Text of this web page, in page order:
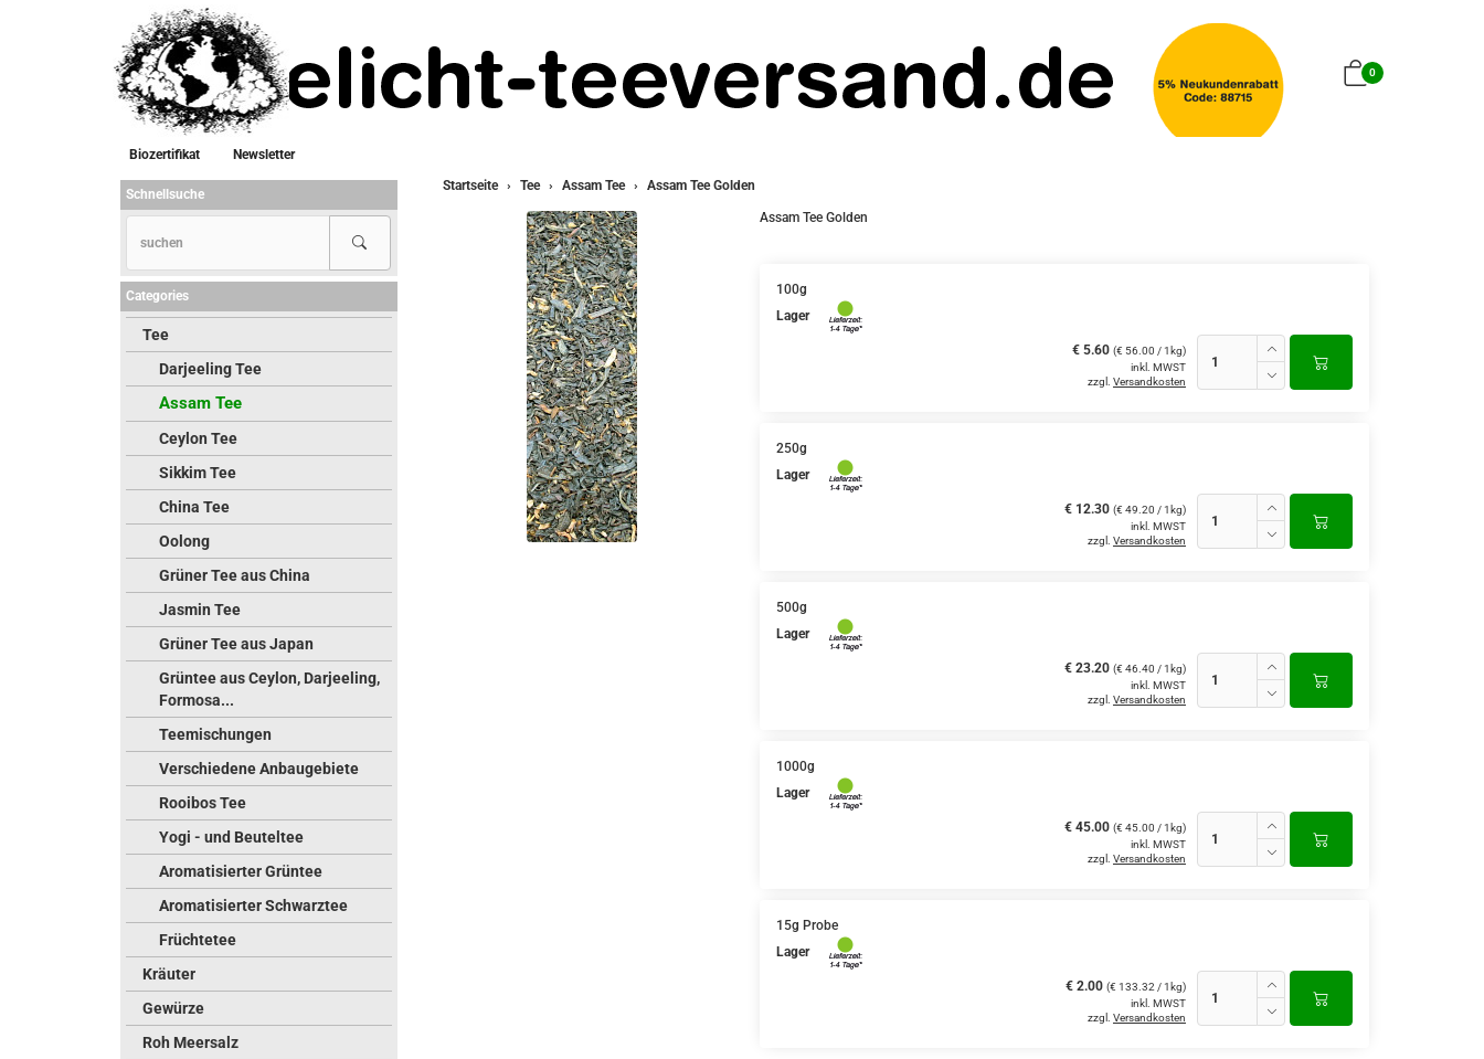
0
Biozertifikat
Newsletter
Startseite
Tee Assam Tee Assam Tee Golden
Assam Tee Golden
100g
Lager
€ 5.60 (€ 56.00 / 1kg)
inkl. MWST
zzgl. Versandkosten
250g
Lager
€ 12.30 (€ 49.20 / 1kg)
inkl. MWST
zzgl. Versandkosten
500g
Lager
€ 23.20 (€ 46.40 / 1kg)
inkl. MWST
zzgl. Versandkosten
1000g
Lager
€ 45.00 (€ 45.00 / 1kg)
inkl. MWST
zzgl. Versandkosten
15g Probe
Lager
€ 2.00 (€ 133.32 / 1kg)
inkl. MWST
zzgl. Versandkosten
Schnellsuche
Categories
Tee
Darjeeling Tee
Assam Tee
Ceylon Tee
Sikkim Tee
China Tee
Oolong
Grüner Tee aus China
Jasmin Tee
Grüner Tee aus Japan
Grüntee aus Ceylon, Darjeeling,
Formosa...
Teemischungen
Verschiedene Anbaugebiete
Rooibos Tee
Yogi - und Beuteltee
Aromatisierter Grüntee
Aromatisierter Schwarztee
Früchtetee
Kräuter
Gewürze
Roh Meersalz